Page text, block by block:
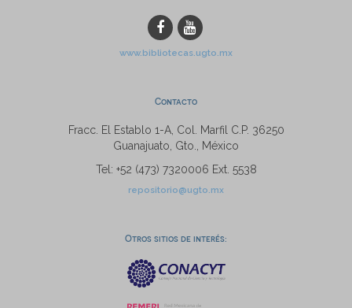
www.bibliotecas.ugto.mx
Contacto
Fracc. El Establo 1-A, Col. Marfil C.P. 36250
Guanajuato, Gto., México
Tel: +52 (473) 7320006 Ext. 5538
repositorio@ugto.mx
Otros sitios de interés: